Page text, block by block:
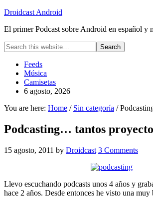
Droidcast Android
El primer Podcast sobre Android en español y
Feeds
Música
Camisetas
6 agosto, 2026
You are here: Home / Sin categoría /
Podcasting… tantos
15 agosto, 2011 by Droidcast 3 Comments
Llevo escuchando podcasts unos 4 años y
hace 2 años. Desde entonces he visto una